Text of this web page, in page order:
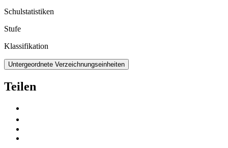
Schulstatistiken
Stufe
Klassifikation
Untergeordnete Verzeichnungseinheiten
Teilen